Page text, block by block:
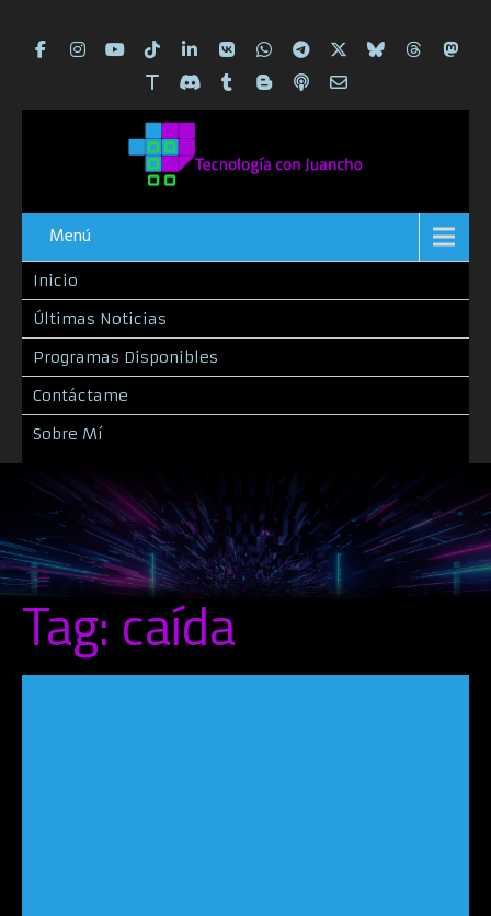
Menú
Inicio
Últimas Noticias
Programas Disponibles
Contáctame
Sobre Mí
Tag: caída